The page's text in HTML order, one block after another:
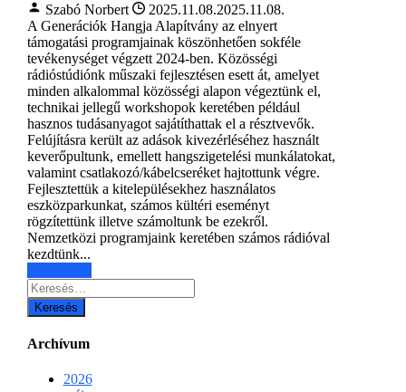
Szabó Norbert 2025.11.08.2025.11.08.
A Generációk Hangja Alapítvány az elnyert
támogatási programjainak köszönhetően sokféle
tevékenységet végzett 2024-ben. Közösségi
rádióstúdiónk műszaki fejlesztésen esett át, amelyet
minden alkalommal közösségi alapon végeztünk el,
technikai jellegű workshopok keretében például
hasznos tudásanyagot sajátíthattak el a résztvevők.
Felújításra került az adások kivezérléséhez használt
keverőpultunk, emellett hangszigetelési munkálatokat,
valamint csatlakozó/kábelcseréket hajtottunk végre.
Fejlesztettük a kitelepülésekhez használatos
eszközparkunkat, számos kültéri eseményt
rögzítettünk illetve számoltunk be ezekről.
Nemzetközi programjaink keretében számos rádióval
kezdtünk...
Keresés:
Archívum
2026